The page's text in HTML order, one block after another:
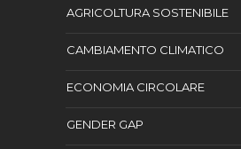
AGRICOLTURA SOSTENIBILE
CAMBIAMENTO CLIMATICO
ECONOMIA CIRCOLARE
GENDER GAP